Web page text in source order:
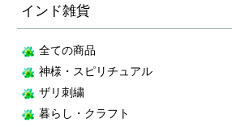
インド雑貨
全ての商品
神様・スピリチュアル
ザリ刺繍
暮らし・クラフト